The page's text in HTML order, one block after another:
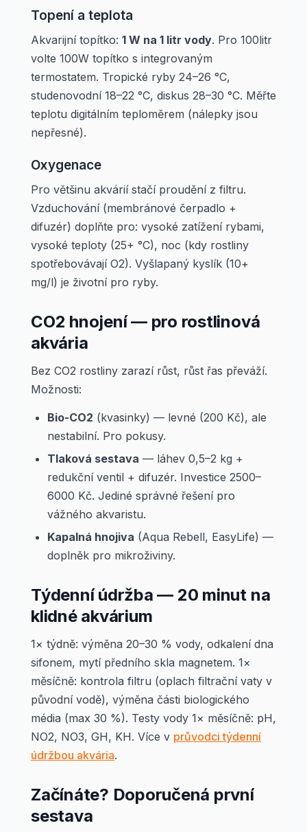
Topení a teplota
Akvarijní topítko: 1 W na 1 litr vody. Pro 100litr
volte 100W topítko s integrovaným
termostatem. Tropické ryby 24–26 °C,
studenovodní 18–22 °C, diskus 28–30 °C. Měřte
teplotu digitálním teploměrem (nálepky jsou
nepřesné).
Oxygenace
Pro většinu akvárií stačí proudění z filtru.
Vzduchování (membránové čerpadlo +
difuzér) doplňte pro: vysoké zatížení rybami,
vysoké teploty (25+ °C), noc (kdy rostliny
spotřebovávají O2). Vyšlapaný kyslík (10+
mg/l) je životní pro ryby.
CO2 hnojení — pro rostlinová
akvária
Bez CO2 rostliny zarazí růst, růst řas převáží.
Možnosti:
Bio-CO2 (kvasinky) — levné (200 Kč), ale
nestabilní. Pro pokusy.
Tlaková sestava — láhev 0,5–2 kg +
redukční ventil + difuzér. Investice 2500–
6000 Kč. Jediné správné řešení pro
vážného akvaristu.
Kapalná hnojiva (Aqua Rebell, EasyLife) —
doplněk pro mikroživiny.
Týdenní údržba — 20 minut na
klidné akvárium
1× týdně: výměna 20–30 % vody, odkalení dna
sifonem, mytí předního skla magnetem. 1×
měsíčně: kontrola filtru (oplach filtrační vaty v
původní vodě), výměna části biologického
média (max 30 %). Testy vody 1× měsíčně: pH,
NO2, NO3, GH, KH. Více v průvodci týdenní
údržbou akvária.
Začínáte? Doporučená první
sestava